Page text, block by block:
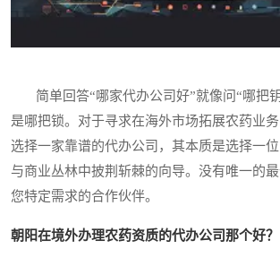
简单回答“哪家代办公司好”就像问“哪把
是哪把锁。对于寻求在海外市场拓展农药业务
选择一家靠谱的代办公司，其本质是选择一
与商业丛林中披荆斩棘的向导。没有唯一的
您特定需求的合作伙伴。
朝阳在境外办理农药资质的代办公司那个好？